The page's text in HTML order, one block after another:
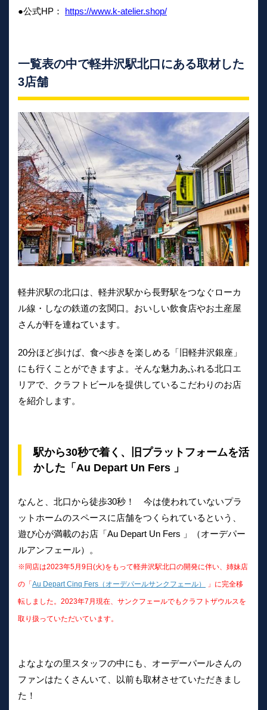
●公式HP： https://www.k-atelier.shop/
一覧表の中で軽井沢駅北口にある取材した
3店舗
軽井沢駅の北口は、軽井沢駅から長野駅をつなぐローカ
ル線・しなの鉄道の玄関口。おいしい飲食店やお土産屋
さんが軒を連ねています。
20分ほど歩けば、食べ歩きを楽しめる「旧軽井沢銀座」
にも行くことができますよ。そんな魅力あふれる北口エ
リアで、クラフトビールを提供しているこだわりのお店
を紹介します。
駅から30秒で着く、旧プラットフォームを活
かした「Au Depart Un Fers 」
なんと、北口から徒歩30秒！ 今は使われていないプラ
ットホームのスペースに店舗をつくられているという、
遊び心が満載のお店「Au Depart Un Fers 」（オーデパー
ルアンフェール）。
※同店は2023年5月9日(火)をもって軽井沢駅北口の開発に伴い、姉妹店
の「 Au Depart Cinq Fers（オーデパールサンクフェール） 」に完全移
転しました。2023年7月現在、サンクフェールでもクラフトザウルスを
取り扱っていただいています。
よなよなの里スタッフの中にも、オーデーパールさんの
ファンはたくさんいて、以前も取材させていただきまし
た！